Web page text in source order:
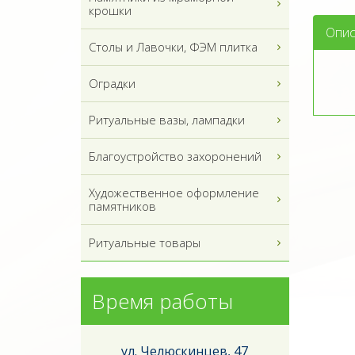
крошки
Столы и Лавочки, ФЭМ плитка
Оградки
Ритуальные вазы, лампадки
Благоустройство захоронений
Художественное оформление
памятников
Ритуальные товары
Время работы
ул. Челюскинцев, 47